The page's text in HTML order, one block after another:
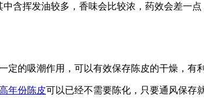
含挥发油较多，香味会比较浓，药效会差一
定的吸潮作用，可以有效保存陈皮的干燥，有
年份陈皮可以已经不需要陈化，只要通风保存